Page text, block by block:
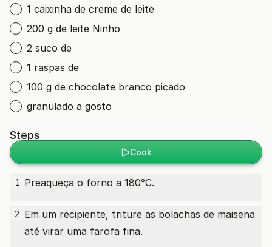
1 caixinha de creme de leite
200 g de leite Ninho
2 suco de
1 raspas de
100 g de chocolate branco picado
granulado a gosto
Steps
Cook
1 Preaqueça o forno a 180°C.
2 Em um recipiente, triture as bolachas de maisena
até virar uma farofa fina.